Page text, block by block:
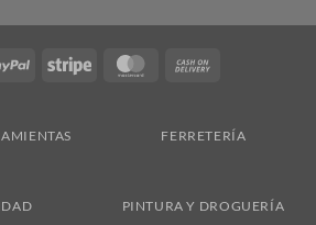
PayPal Stripe MasterCard
FERRETERÍA
PINTURA Y DROGUERÍA